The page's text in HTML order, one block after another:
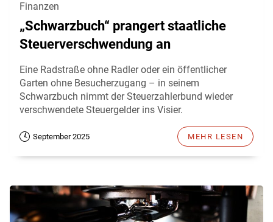
Finanzen
„Schwarzbuch“ prangert staatliche
Steuerverschwendung an
Eine Radstraße ohne Radler oder ein öffentlicher
Garten ohne Besucherzugang – in seinem
Schwarzbuch nimmt der Steuerzahlerbund wieder
verschwendete Steuergelder ins Visier.
September 2025 MEHR LESEN